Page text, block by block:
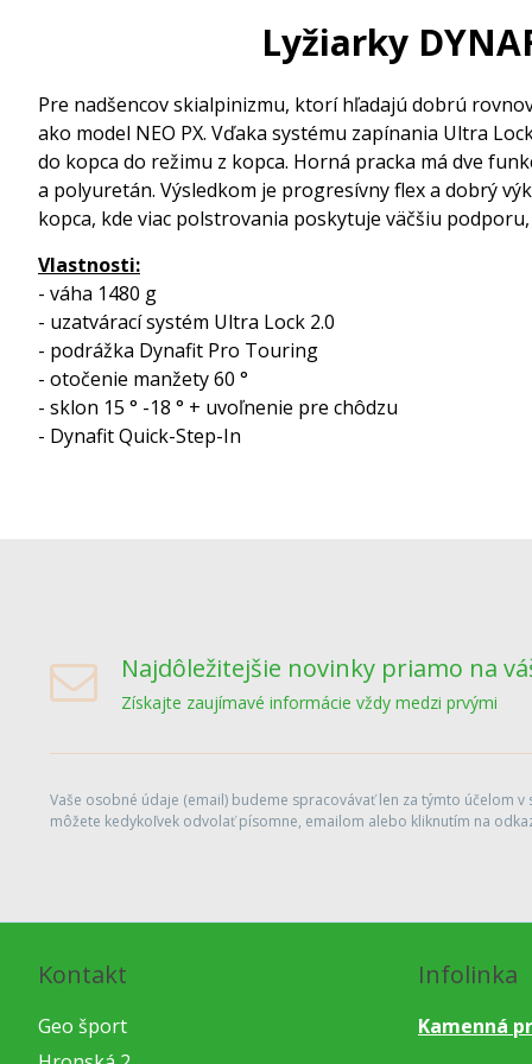
Lyžiarky
Pre nadšencov skialpinizmu, ktorí hľadajú dobrú
ako model NEO PX. Vďaka systému zapínania Ultra
do kopca do režimu z kopca. Horná pracka má dve
a polyuretán. Výsledkom je progresívny flex a dobrý
kopca, kde viac polstrovania poskytuje väčšiu
Vlastnosti:
- váha 1480 g
- uzatvárací systém Ultra Lock 2.0
- podrážka Dynafit Pro Touring
- otočenie manžety 60 °
- sklon 15 ° -18 ° + uvoľnenie pre chôdzu
- Dynafit Quick-Step-In
Najdôležitejšie novinky priamo na
Získajte zaujímavé informácie vždy medzi prvými
Vaše osobné údaje (email) budeme spracovávať len za týmto účelom
môžete kedykoľvek odvolať písomne, emailom alebo kliknutím na
Kontakt
Geo šport
Infolinka
Kamenná